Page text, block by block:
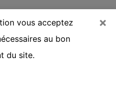
×
vous acceptez
au bon
du site.